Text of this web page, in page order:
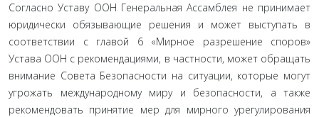
Согласно Уставу ООН Генеральная Ассамблея не при­нимает
юридически обязывающие решения и может высту­пать в
соответствии с главой 6 «Мирное разрешение споров»
Устава ООН с рекомендациями, в частности, может обра­щать
внимание Совета Безопасности на ситуации, которые могут
угрожать международному миру и безопасности, а также
рекомендовать принятие мер для мирного урегулиро­вания